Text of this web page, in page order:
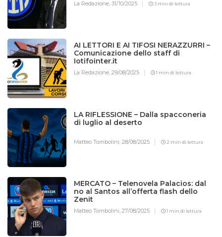
La Redazione,31/10/2025 3 min di lettura
AI LETTORI E AI TIFOSI NERAZZURRI –
Comunicazione dello staff di
Iotifointer.it
La Redazione,29/08/2025 1 min di lettura
LA RIFLESSIONE – Dalla spacconeria
di luglio al deserto
Matteo Tombolini,28/08/2025 2 min di lettura
MERCATO – Telenovela Palacios: dal
no al Santos all’offerta flash dello
Zenit
Matteo Tombolini,27/08/2025 1 min di lettura